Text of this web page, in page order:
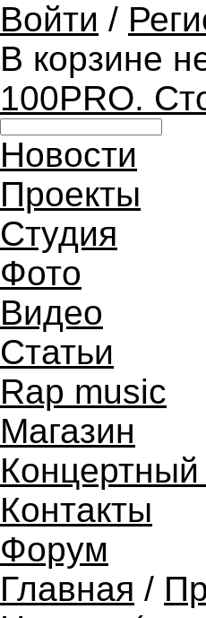
Войти /
В корзине
100PRO.
Новости
Проекты
Студия
Фото
Видео
Статьи
Rap music
Магазин
Концертный
Контакты
Форум
Главная /